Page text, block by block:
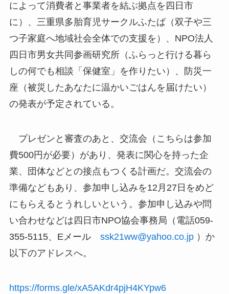
によって消費者と事業者を結ぶ拠点を四日市
に）、三重県多胎育児サークルふたば（双子や三
つ子家庭へ地域社会全体での支援を）、NPO法人
四日市男女共同参画研究所（ふらっと行ける暮ら
しの何でも相談「保健室」を作りたい）、防災一
座（被災したあなたに温かいごはんを届けたい）
の発表が予定されている。
プレゼンと審査のあと、交流会（こちらは参加
費500円が必要）があり、発表に関心を持った企
業、団体などとの接点もつくる計画だ。交流会の
準備などもあり、参加申し込みを12月27日をめど
にもらえるとうれしいという。参加申し込みや問
い合わせなどは四日市NPO協会事務局（電話059-
355-5115、Eメール ssk21ww@yahoo.co.jp）か
以下のアドレスへ。
https://forms.gle/xA5AKdr4pjH4KYpw6